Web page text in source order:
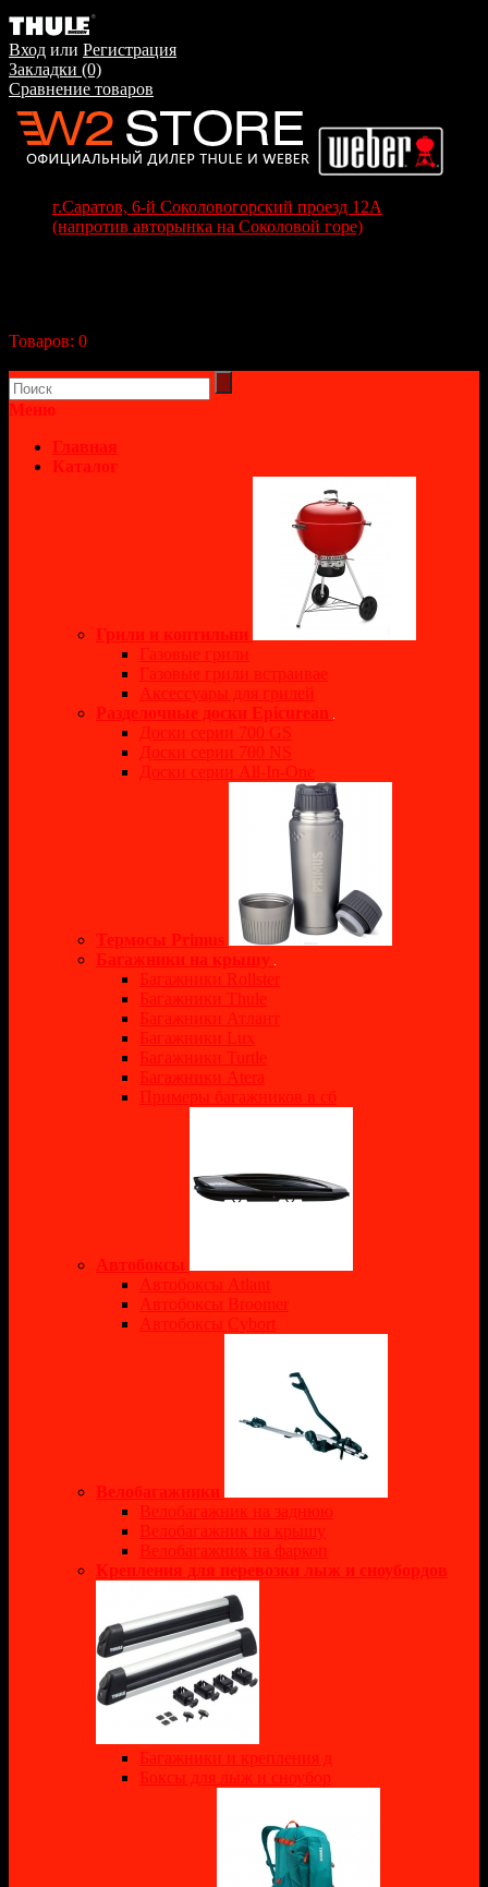
Вход или Регистрация
Закладки (0)
Сравнение товаров
г.Саратов, 6-й Соколовогорский проезд 12А
(напротив авторынка на Соколовой горе)
Товаров: 0
Меню
Главная
Каталог
Грили и коптильни
Газовые грили
Газовые грили встраивае
Аксессуары для грилей
Разделочные доски Epicurean
Доски серии 700 GS
Доски серии 700 NS
Доски серии All-In-One
Термосы Primus
Багажники на крышу
Багажники Rollster
Багажники Thule
Багажники Атлант
Багажники Lux
Багажники Turtle
Багажники Atera
Примеры багажников в сб
Автобоксы
Автобоксы Atlant
Автобоксы Broomer
Автобоксы Cybort
Велобагажники
Велобагажник на заднюю
Велобагажник на крышу
Велобагажник на фаркоп
Крепления для перевозки лыж и сноубордов
Багажники и крепления д
Боксы для лыж и сноубор